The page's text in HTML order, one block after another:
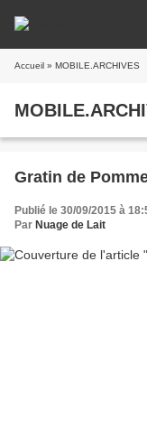
Accueil » MOBILE.ARCHIVES
Gratin de
Publié le 30/09/2015 à
Par Nuage de Lait